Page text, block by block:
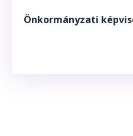
Önkormányzati